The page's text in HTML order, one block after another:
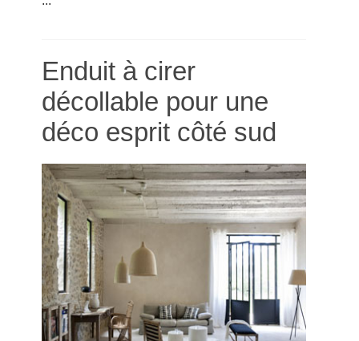
Enduit à cirer
décollable pour une
déco esprit côté sud